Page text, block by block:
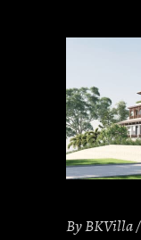
ByBKVilla